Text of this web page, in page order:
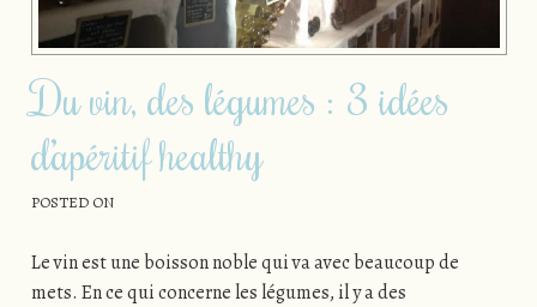
Du vin, des légumes : 3 idées
d’apéritif healthy
POSTED ON
Le vin est une boisson noble qui va avec beaucoup de
mets. En ce qui concerne les légumes, il y a des